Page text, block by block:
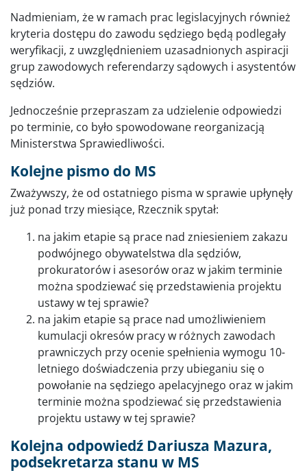
Nadmieniam, że w ramach prac legislacyjnych również
kryteria dostępu do zawodu sędziego będą podlegały
weryfikacji, z uwzględnieniem uzasadnionych aspiracji
grup zawodowych referendarzy sądowych i asystentów
sędziów.
Jednocześnie przepraszam za udzielenie odpowiedzi
po terminie, co było spowodowane reorganizacją
Ministerstwa Sprawiedliwości.
Kolejne pismo do MS
Zważywszy, że od ostatniego pisma w sprawie upłynęły
już ponad trzy miesiące, Rzecznik spytał:
na jakim etapie są prace nad zniesieniem zakazu
podwójnego obywatelstwa dla sędziów,
prokuratorów i asesorów oraz w jakim terminie
można spodziewać się przedstawienia projektu
ustawy w tej sprawie?
na jakim etapie są prace nad umożliwieniem
kumulacji okresów pracy w różnych zawodach
prawniczych przy ocenie spełnienia wymogu 10-
letniego doświadczenia przy ubieganiu się o
powołanie na sędziego apelacyjnego oraz w jakim
terminie można spodziewać się przedstawienia
projektu ustawy w tej sprawie?
Kolejna odpowiedź Dariusza Mazura,
podsekretarza stanu w MS